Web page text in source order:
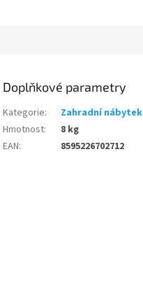
Doplňkové parametry
Kategorie:
Zahradní nábytek
Hmotnost:
8 kg
EAN: 8595226702712